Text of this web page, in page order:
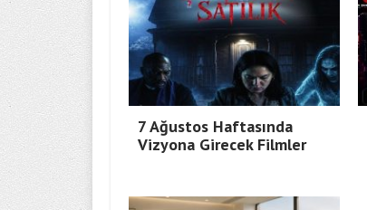
7 Ağustos Haftasında
Vizyona Girecek Filmler